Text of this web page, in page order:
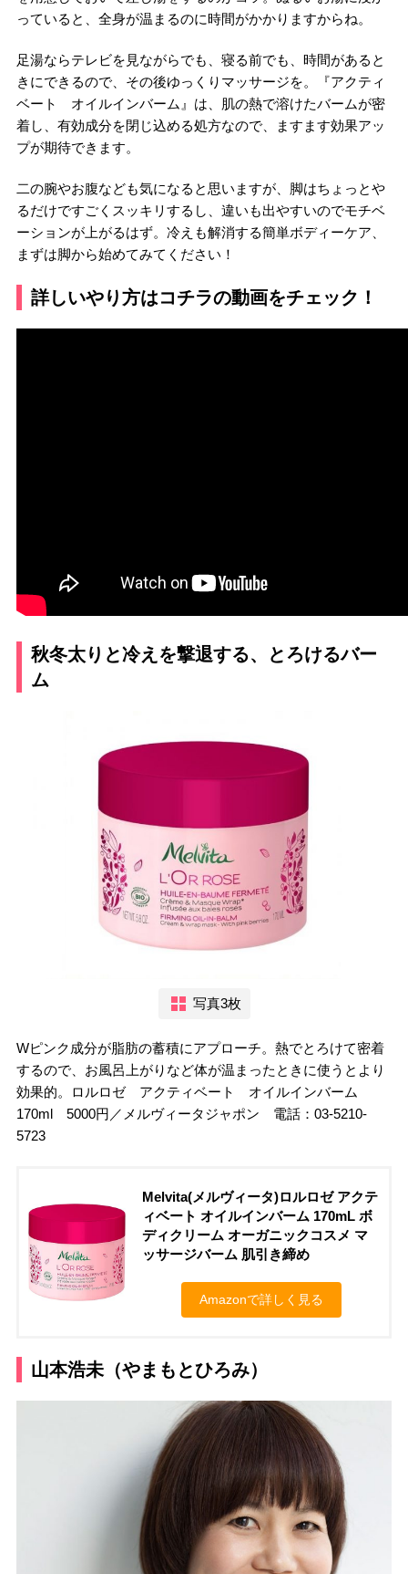
っていると、全身が温まるのに時間がかかりますからね。
足湯ならテレビを見ながらでも、寝る前でも、時間があると
きにできるので、その後ゆっくりマッサージを。『アクティ
ベート オイルインバーム』は、肌の熱で溶けたバームが密
着し、有効成分を閉じ込める処方なので、ますます効果アッ
プが期待できます。
二の腕やお腹なども気になると思いますが、脚はちょっとや
るだけですごくスッキリするし、違いも出やすいのでモチベ
ーションが上がるはず。冷えも解消する簡単ボディーケア、
まずは脚から始めてみてください！
詳しいやり方はコチラの動画をチェック！
秋冬太りと冷えを撃退する、とろけるバー
ム
写真3枚
Wピンク成分が脂肪の蓄積にアプローチ。熱でとろけて密着
するので、お風呂上がりなど体が温まったときに使うとより
効果的。ロルロゼ アクティベート オイルインバーム
170ml 5000円／メルヴィータジャポン 電話：03-5210-
5723
Melvita(メルヴィータ)ロルロゼ アクテ
ィベート オイルインバーム 170mL ボ
ディクリーム オーガニックコスメ マ
ッサージバーム 肌引き締め
Amazonで詳しく見る
山本浩未（やまもとひろみ）